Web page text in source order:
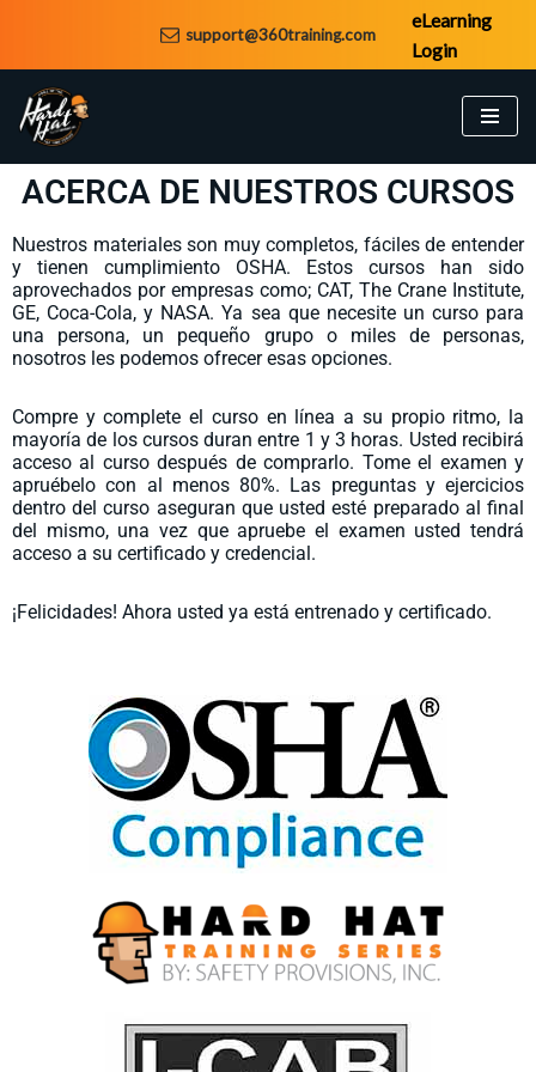
contenido
support@360training.com
eLearning
Login
ACERCA DE NUESTROS CURSOS
Nuestros materiales son muy completos, fáciles de entender
y tienen cumplimiento OSHA. Estos cursos han sido
aprovechados por empresas como; CAT, The Crane Institute,
GE, Coca-Cola, y NASA. Ya sea que necesite un curso para
una persona, un pequeño grupo o miles de personas,
nosotros les podemos ofrecer esas opciones.
Compre y complete el curso en línea a su propio ritmo, la
mayoría de los cursos duran entre 1 y 3 horas. Usted recibirá
acceso al curso después de comprarlo. Tome el examen y
apruébelo con al menos 80%. Las preguntas y ejercicios
dentro del curso aseguran que usted esté preparado al final
del mismo, una vez que apruebe el examen usted tendrá
acceso a su certificado y credencial.
¡Felicidades! Ahora usted ya está entrenado y certificado.